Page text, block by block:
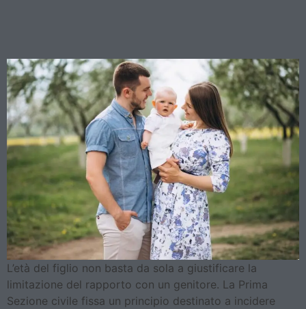
L’età del figlio non basta da sola a giustificare la
limitazione del rapporto con un genitore. La Prima
Sezione civile fissa un principio destinato a incidere